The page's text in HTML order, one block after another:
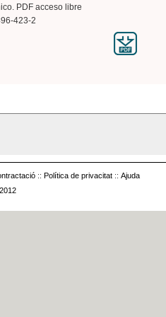
PDF acceso libre
423-2
:: Política de privacitat :: Ajuda